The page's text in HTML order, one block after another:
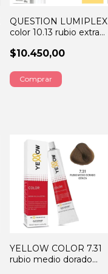
QUESTION LUMIPLEX
color 10.13 rubio extra
$10.450,00
YELLOW COLOR 7.31
rubio medio dorado